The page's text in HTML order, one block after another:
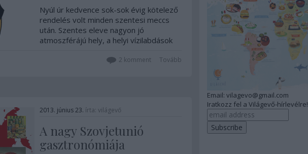
Nyúl úr kedvence sok-sok évig kötelező
rendelés volt minden szentesi meccs
után. Szentes eleve nagyon jó
atmoszférájú hely, a helyi vízilabdások
országban (na jó, az egriek és még pár
Tovább
2 komment
2013. június 23. írta: világevő
A nagy Szovjetunió
gasztronómiája
Email: vilagevo@gmail.com
Iratkozz fel a Világevő-hírlevélre!